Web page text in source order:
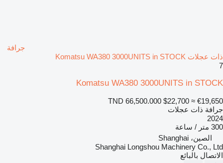
جرافة
ذات عجلات Komatsu WA380 3000UNITS in STOCK
7
Komatsu WA380 3000UNITS in STOCK
TND 66,500.000 $22,700 ≈ €19,650
جرافة ذات عجلات
2024
300 متر / ساعة
الصين، Shanghai
Shanghai Longshou Machinery Co., Ltd
الاتصال بالبائع